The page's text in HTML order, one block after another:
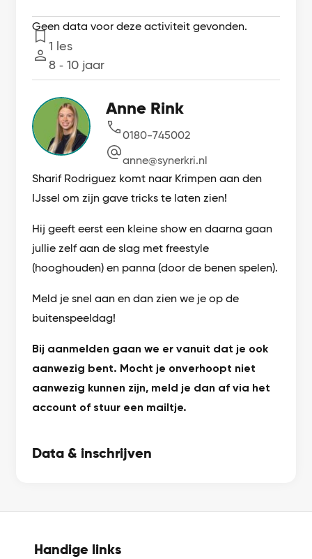
Geen data voor deze activiteit gevonden.
Lessen
1 les
Leeftijd
8 ‐ 10 jaar
Anne Rink
0180-745002
anne@synerkri.nl
Sharif Rodriguez komt naar Krimpen aan den
IJssel om zijn gave tricks te laten zien!
Hij geeft eerst een kleine show en daarna gaan
jullie zelf aan de slag met freestyle
(hooghouden) en panna (door de benen spelen).
Meld je snel aan en dan zien we je op de
buitenspeeldag!
Bij aanmelden gaan we er vanuit dat je ook
aanwezig bent. Mocht je onverhoopt niet
aanwezig kunnen zijn, meld je dan af via het
account of stuur een mailtje.
Data & inschrijven
Handige links